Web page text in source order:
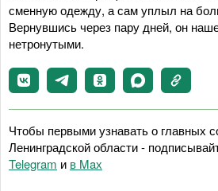
сменную одежду, а сам уплыл на
Вернувшись через пару дней, он
нетронутыми.
Чтобы первыми узнавать о главных
Ленинградской области -
Telegram и в Maх